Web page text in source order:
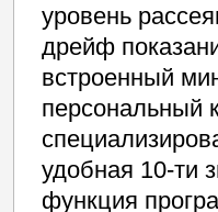
уровень
дрейф
встроенный
персональный
удобная 10-ти
функция